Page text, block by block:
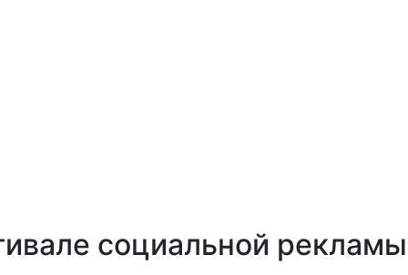
социальной рекламы